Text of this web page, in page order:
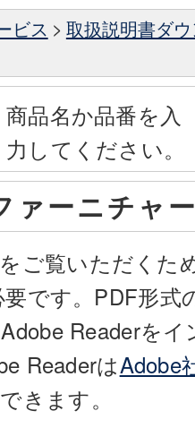
ビス > 取扱説明書ダ
商品名か品番を入
力してください。
ァーニチャ
ご覧いただくた
要です。PDF形
Readerを
ReaderはAdobe
きます。